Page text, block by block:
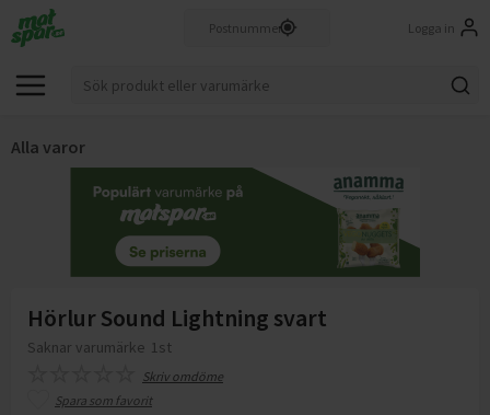
Logga in
Alla varor
Hörlur Sound Lightning svart
Saknar varumärke 1st
Skriv omdöme
Spara som favorit